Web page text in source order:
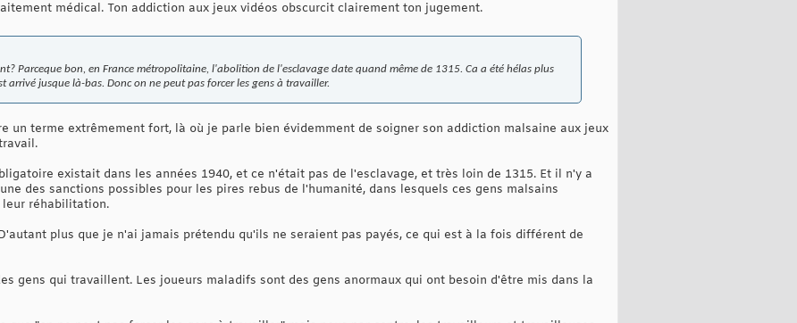
médical. Ton addiction aux jeux vidéos obscurcit clairement ton jugement.
Parceque bon, en France métropolitaine, l'abolition de l'esclavage date quand même de 1315. Ca a été hélas plus
arrivé jusque là-bas. Donc on ne peut pas forcer les gens à travailler.
un terme extrêmement fort, là où je parle bien évidemment de soigner son addiction malsaine aux jeux
existait dans les années 1940, et ce n'était pas de l'esclavage, et très loin de 1315. Et il n'y a
des sanctions possibles pour les pires rebus de l'humanité, dans lesquels ces gens malsains
réhabilitation.
plus que je n'ai jamais prétendu qu'ils ne seraient pas payés, ce qui est à la fois différent de
gens qui travaillent. Les joueurs maladifs sont des gens anormaux qui ont besoin d'être mis dans la